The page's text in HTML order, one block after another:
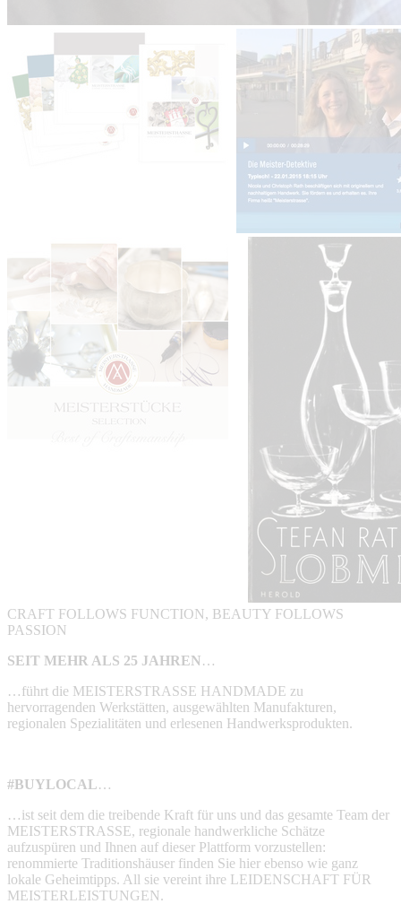
CRAFT FOLLOWS FUNCTION, BEAUTY FOLLOWS
PASSION
SEIT MEHR ALS 25 JAHREN…
…führt die MEISTERSTRASSE HANDMADE zu
hervorragenden Werkstätten, ausgewählten Manufakturen,
regionalen Spezialitäten und erlesenen Handwerksprodukten.
#BUYLOCAL…
…ist seit dem die treibende Kraft für uns und das gesamte Team der
MEISTERSTRASSE, regionale handwerkliche Schätze
aufzuspüren und Ihnen auf dieser Plattform vorzustellen:
renommierte Traditionshäuser finden Sie hier ebenso wie ganz
lokale Geheimtipps. All sie vereint ihre LEIDENSCHAFT FÜR
MEISTERLEISTUNGEN.